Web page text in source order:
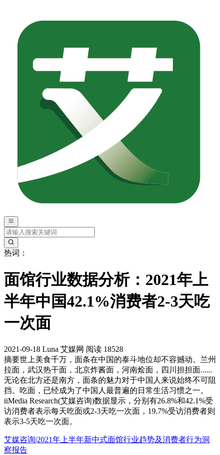
热词：
面馆行业数据分析：2021年上
半年中国42.1%消费者2-3天吃
一次面
2021-09-18 Luna 艾媒网 阅读 18528
摘要世上美食千万，面条在中国的泰斗地位却不容撼动。兰州
拉面，武汉热干面，北京炸酱面，河南烩面，四川担担面......
无论在北方还是南方，面条的魅力对于中国人来说始终不可阻
挡。吃面，已经成为了中国人最普遍的日常生活习惯之一。
iiMedia Research(艾媒咨询)数据显示，分别有26.8%和42.1%受
访消费者表示每天吃面或2-3天吃一次面，19.7%受访消费者则
表示3-5天吃一次面。
艾媒咨询|2021年上半年新中式面馆行业趋势及消费者行为洞
察报告